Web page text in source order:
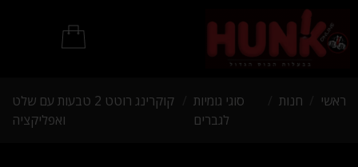
ראשי חנות
סוגי גומיות
לגברים
קוקרינג רוטט 2 טבעות עם שלט
ואפליקציה